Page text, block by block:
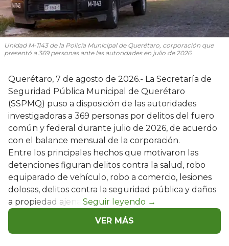
Unidad M-1143 de la Policía Municipal de Querétaro, corporación que
presentó a 369 personas ante las autoridades en julio de 2026.
Querétaro, 7 de agosto de 2026.- La Secretaría de
Seguridad Pública Municipal de Querétaro
(SSPMQ) puso a disposición de las autoridades
investigadoras a 369 personas por delitos del fuero
común y federal durante julio de 2026, de acuerdo
con el balance mensual de la corporación.
Entre los principales hechos que motivaron las
detenciones figuran delitos contra la salud, robo
equiparado de vehículo, robo a comercio, lesiones
dolosas, delitos contra la seguridad pública y daños
a propiedad ajena.
VER MÁS